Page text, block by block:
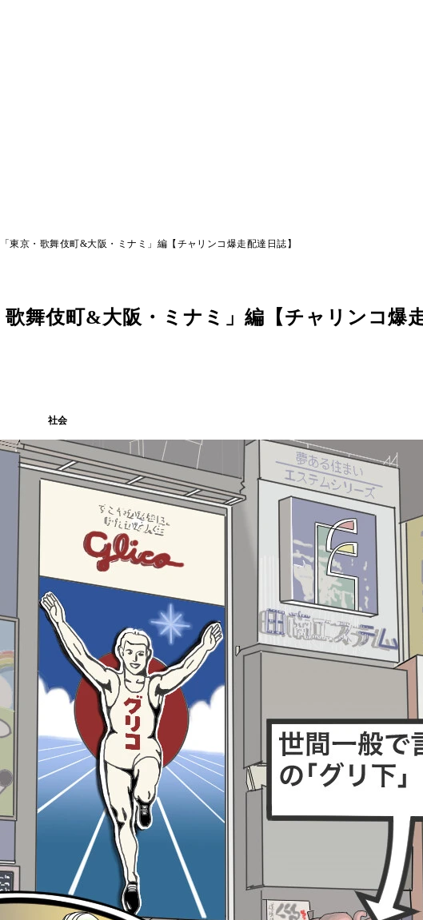
東京・歌舞伎町&大阪・ミナミ」編【チャリンコ爆走配達日誌】
舞伎町&大阪・ミナミ」編【チャリンコ爆
社会